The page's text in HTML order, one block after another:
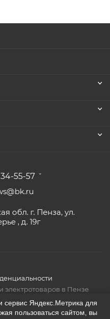
55-57
обл. г. Пенза, ул.
, д. 19г
электротоваров в Пензе
Яндекс.Метрика для
пользоваться сайтом, вы